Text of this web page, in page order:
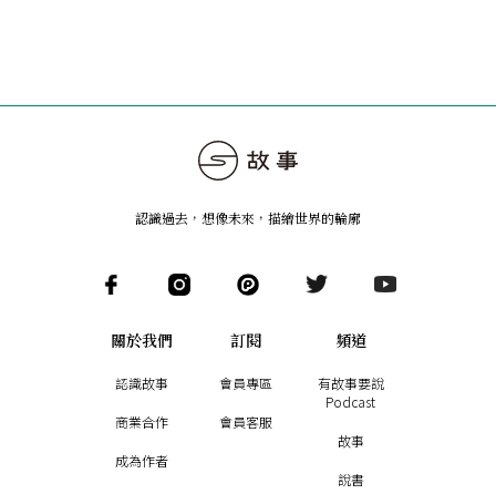
認識過去，想像未來 ， 描繪世界的輪廓
關於我們
認識故事
商業合作
成為作者
訂閱
會員專區
會員客服
頻道
有故事要說
Podcast
故事
說書